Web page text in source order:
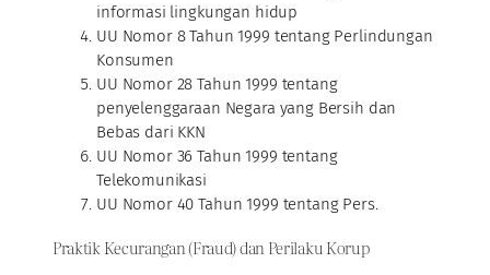
informasi lingkungan hidup
UU Nomor 8 Tahun 1999 tentang Perlindungan
Konsumen
UU Nomor 28 Tahun 1999 tentang
penyelenggaraan Negara yang Bersih dan
Bebas dari KKN
UU Nomor 36 Tahun 1999 tentang
Telekomunikasi
UU Nomor 40 Tahun 1999 tentang Pers.
Praktik Kecurangan (Fraud) dan Perilaku Korup